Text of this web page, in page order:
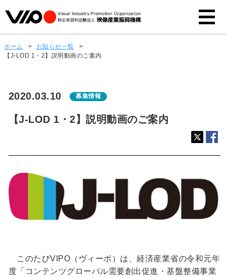
ホーム > お知らせ一覧
>
【J-LOD 1・2】説明動画のご案内
2020.03.10 募集情報
【J-LOD 1・2】説明動画のご案内
このたびVIPO（ヴィーポ）は、経済産業省の令和元年
度「コンテンツグローバル需要創出促進・基盤整備事業